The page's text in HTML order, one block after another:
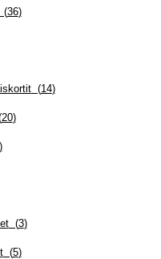
36)
(14)
20)
(3)
(5)